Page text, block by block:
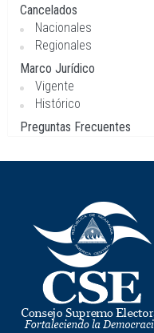
Cancelados
Nacionales
Regionales
Marco Jurídico
Vigente
Histórico
Preguntas Frecuentes